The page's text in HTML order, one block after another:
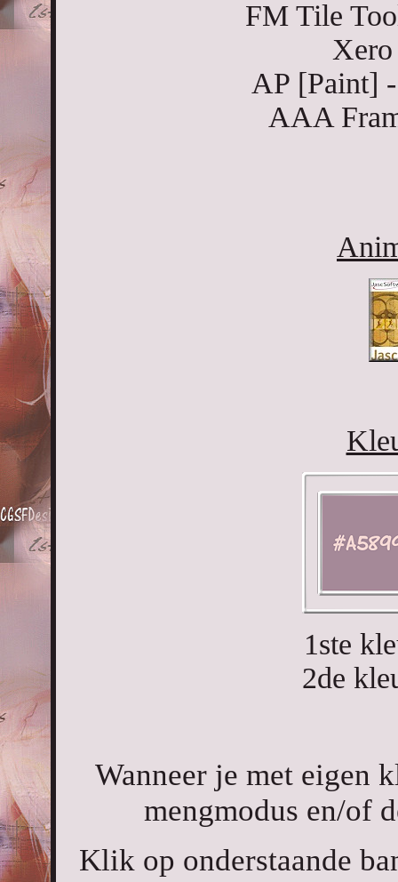
FM Tile
AP [Paint]
AAA
1ste
2de
Wanneer je met eigen
mengmodus en/of
Klik op onderstaande